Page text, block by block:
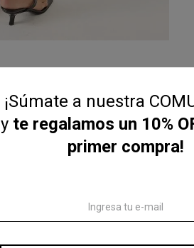
¡Súmate a nuestra
y te regalamos un 10%
primer compra!